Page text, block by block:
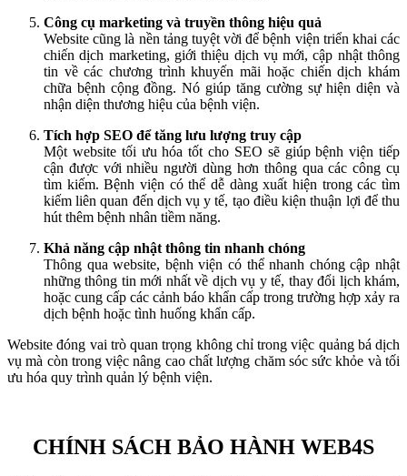
Công cụ marketing và truyền thông hiệu quả
Website cũng là nền tảng tuyệt vời để bệnh viện triển khai các
chiến dịch marketing, giới thiệu dịch vụ mới, cập nhật thông
tin về các chương trình khuyến mãi hoặc chiến dịch khám
chữa bệnh cộng đồng. Nó giúp tăng cường sự hiện diện và
nhận diện thương hiệu của bệnh viện.
Tích hợp SEO để tăng lưu lượng truy cập
Một website tối ưu hóa tốt cho SEO sẽ giúp bệnh viện tiếp
cận được với nhiều người dùng hơn thông qua các công cụ
tìm kiếm. Bệnh viện có thể dễ dàng xuất hiện trong các tìm
kiếm liên quan đến dịch vụ y tế, tạo điều kiện thuận lợi để thu
hút thêm bệnh nhân tiềm năng.
Khả năng cập nhật thông tin nhanh chóng
Thông qua website, bệnh viện có thể nhanh chóng cập nhật
những thông tin mới nhất về dịch vụ y tế, thay đổi lịch khám,
hoặc cung cấp các cảnh báo khẩn cấp trong trường hợp xảy ra
dịch bệnh hoặc tình huống khẩn cấp.
Website đóng vai trò quan trọng không chỉ trong việc quảng bá dịch
vụ mà còn trong việc nâng cao chất lượng chăm sóc sức khỏe và tối
ưu hóa quy trình quản lý bệnh viện.
CHÍNH SÁCH BẢO HÀNH WEB4S